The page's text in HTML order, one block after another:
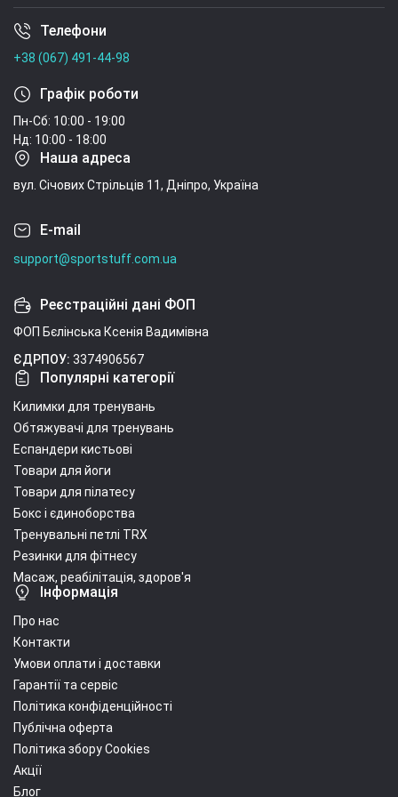
молоко, соя. Фасовки 22,5 г - 1 порция, 908 г - 40
порций, 1,816 кг - 80 порций.
Умови угоди
Телефони
+38 (067) 491-44-98
Графік роботи
Пн-Сб: 10:00 - 19:00
Нд: 10:00 - 18:00
Наша адреса
вул. Січових Стрільців 11, Дніпро, Україна
E-mail
support@sportstuff.com.ua
Реєстраційні дані ФОП
ФОП Бєлінська Ксенія Вадимівна
ЄДРПОУ: 3374906567
Популярні категорії
Килимки для тренувань
Обтяжувачі для тренувань
Еспандери кистьові
Товари для йоги
Товари для пілатесу
Бокс і єдиноборства
Тренувальні петлі TRX
Резинки для фітнесу
Масаж, реабілітація, здоров'я
Інформація
Про нас
Контакти
Умови оплати і доставки
Гарантії та сервіс
Політика конфіденційності
Публічна оферта
Політика збору Cookies
Акції
Блог